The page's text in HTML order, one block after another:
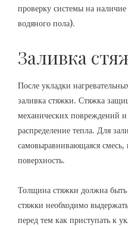
проверку системы на
водяного пола).
Заливка
После укладки
заливка стяжки. Стяжка
механических повреждений и
распределение тепла. Для
самовыравнивающаяся смесь,
поверхность.
Толщина стяжки должна
стяжки необходимо
перед тем как приступать к